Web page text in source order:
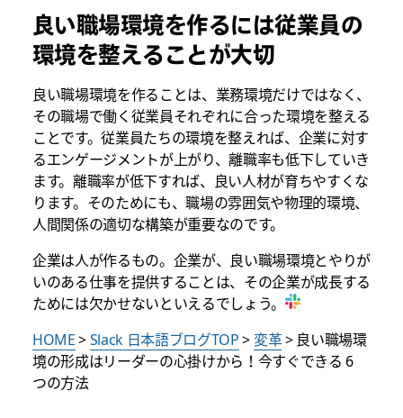
良い職場環境を作るには従業員の
環境を整えることが大切
良い職場環境を作ることは、業務環境だけではなく、
その職場で働く従業員それぞれに合った環境を整える
ことです。従業員たちの環境を整えれば、企業に対す
るエンゲージメントが上がり、離職率も低下していき
ます。離職率が低下すれば、良い人材が育ちやすくな
ります。そのためにも、職場の雰囲気や物理的環境、
人間関係の適切な構築が重要なのです。
企業は人が作るもの。企業が、良い職場環境とやりが
いのある仕事を提供することは、その企業が成長する
ためには欠かせないといえるでしょう。
HOME>Slack 日本語ブログTOP> 変革> 良い職場環
境の形成はリーダーの心掛けから！今すぐできる 6
つの方法